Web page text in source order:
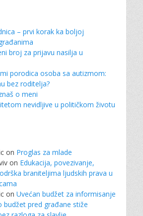
– prvi korak ka boljoj
broj za prijavu nasilja u
porodica osoba sa autizmom:
bez roditelja?
o meni
nevidljive u političkom životu
on Proglas za mlade
on Edukacija, povezivanje,
braniteljima ljudskih prava u
on Uvećan budžet za informisanje
budžet pred građane stiže